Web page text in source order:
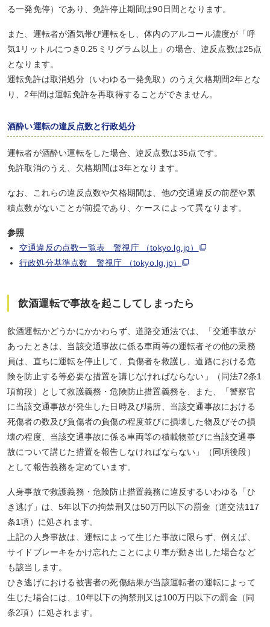
る一発免停）であり、免許停止期間は90日間となります。
また、運転者が酒気帯び運転をし、体内のアルコール濃度が「呼
気1リットルにつき0.25ミリグラム以上」の場合、違反点数は25点
となります。
運転免許は取消処分（いわゆる一発免取）のうえ欠格期間2年とな
り、2年間は運転免許を再取得することができません。
酒酔い運転の違反点数と行政処分
運転者が酒酔い運転をした場合、違反点数は35点です。
免許取消のうえ、欠格期間は3年となります。
なお、これらの違反点数や欠格期間は、他の交通違反の前歴や累
積点数がないことが前提であり、ケースによって異なります。
参照
交通違反の点数一覧表 警視庁 （tokyo.lg.jp）
行政処分基準点数 警視庁 （tokyo.lg.jp）
飲酒運転で事故を起こしてしまったら
飲酒運転かどうかにかかわらず、道路交通法では、「交通事故が
あったときは、当該交通事故に係る車両等の運転者その他の乗務
員は、直ちに運転を停止して、負傷者を救護し、道路における危
険を防止する等必要な措置を講じなければならない」（同法72条1
項前段）として救護義務・危険防止措置義務を、また、「警察官
に当該交通事故が発生した日時及び場所、当該交通事故における
死傷者の数及び負傷者の負傷の程度並びに損壊した物及びその損
壊の程度、当該交通事故に係る車両等の積載物並びに当該交通事
故について講じた措置を報告しなければならない」（同項後段）
として報告義務を定めています。
人身事故で救護義務・危険防止措置義務に違反するいわゆる「ひ
き逃げ」は、5年以下の拘禁刑又は50万円以下の罰金（道交法117
条1項）に処されます。
上記の人身事故は、運転によって生じた事故に限らず、例えば、
サイドブレーキをかけ忘れたことにより車が動き出した場合など
も該当します。
ひき逃げにおける被害者の死傷結果が当該運転者の運転によって
生じた場合には、10年以下の拘禁刑又は100万円以下の罰金（同
条2項）に処されます。